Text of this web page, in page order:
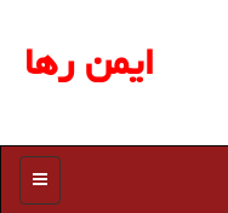
ایمن رها
منو